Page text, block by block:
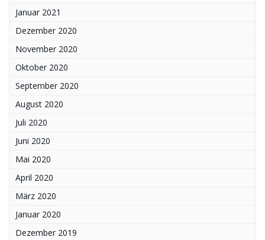
Januar 2021
Dezember 2020
November 2020
Oktober 2020
September 2020
August 2020
Juli 2020
Juni 2020
Mai 2020
April 2020
März 2020
Januar 2020
Dezember 2019